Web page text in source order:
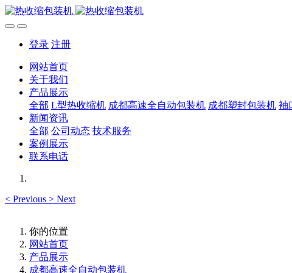
登录 注册
网站首页
关于我们
产品展示
全部 L型热收缩机 成都高速全自动包装机 成都塑封包装机 袖
新闻资讯
全部 公司动态 技术服务
案例展示
联系电话
< Previous > Next
你的位置
网站首页
产品展示
成都高速全自动包装机